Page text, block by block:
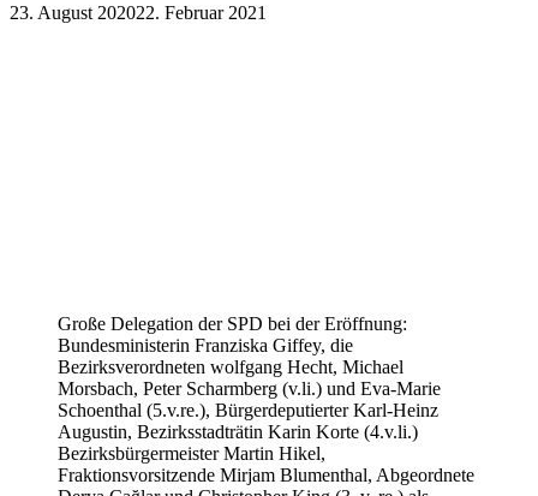
23. August 202022. Februar 2021
Große Delegation der SPD bei der Eröffnung:
Bundesministerin Franziska Giffey, die
Bezirksverordneten wolfgang Hecht, Michael
Morsbach, Peter Scharmberg (v.li.) und Eva-Marie
Schoenthal (5.v.re.), Bürgerdeputierter Karl-Heinz
Augustin, Bezirksstadträtin Karin Korte (4.v.li.)
Bezirksbürgermeister Martin Hikel,
Fraktionsvorsitzende Mirjam Blumenthal, Abgeordnete